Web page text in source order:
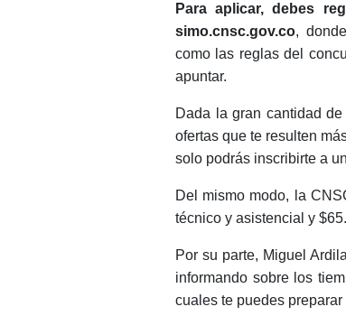
Para aplicar, debes
simo.cnsc.gov.co,
como las reglas del
apuntar.
Dada la gran cantidad
ofertas que te resulten
solo podrás inscribirte a
Del mismo modo, la
técnico y asistencial y
Por su parte, Miguel
informando sobre los
cuales te puedes